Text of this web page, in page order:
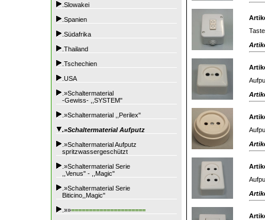
.Slowakei
.Spanien
.Südafrika
.Thailand
.Tschechien
.USA
.»Schaltermaterial
-Gewiss- ,,SYSTEM"
.»Schaltermaterial ,,Perilex"
.»Schaltermaterial Aufputz
.»Schaltermaterial Aufputz
spritzwassergeschützt
.»Schaltermaterial Serie
,,Venus" - ,,Magic"
.»Schaltermaterial Serie
Biticino,,Magic"
.»»=====================